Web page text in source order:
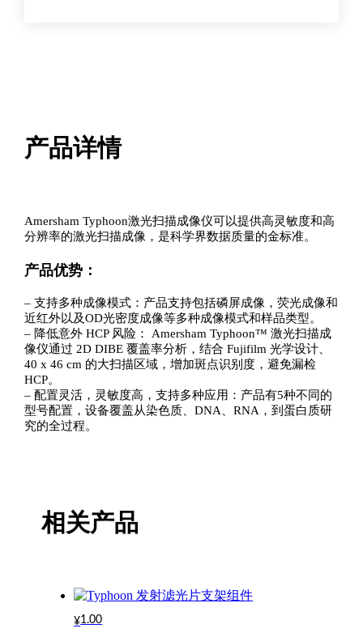
产品详情
Amersham Typhoon激光扫描成像仪可以提供高灵敏度和高
分辨率的激光扫描成像，是科学界数据质量的金标准。
产品优势：
– 支持多种成像模式：产品支持包括磷屏成像，荧光成像和
近红外以及OD光密度成像等多种成像模式和样品类型。
– 降低意外 HCP 风险： Amersham Typhoon™ 激光扫描成
像仪通过 2D DIBE 覆盖率分析，结合 Fujifilm 光学设计、
40 x 46 cm 的大扫描区域，增加斑点识别度，避免漏检
HCP。
– 配置灵活，灵敏度高，支持多种应用：产品有5种不同的
型号配置，设备覆盖从染色质、DNA、RNA，到蛋白质研
究的全过程。
相关产品
¥1.00